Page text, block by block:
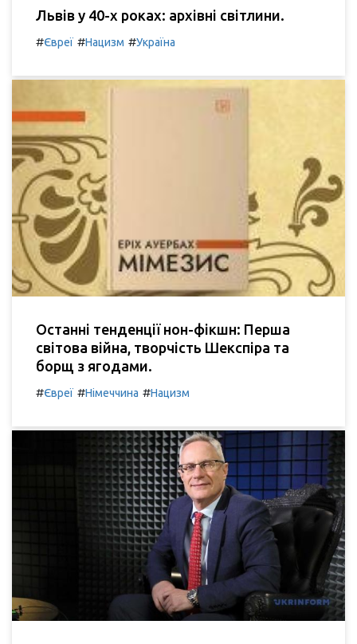
Львів у 40-х роках: архівні світлини.
#Євреї #Нацизм #Україна
Останні тенденції нон-фікшн: Перша
світова війна, творчість Шекспіра та
борщ з ягодами.
#Євреї #Німеччина #Нацизм